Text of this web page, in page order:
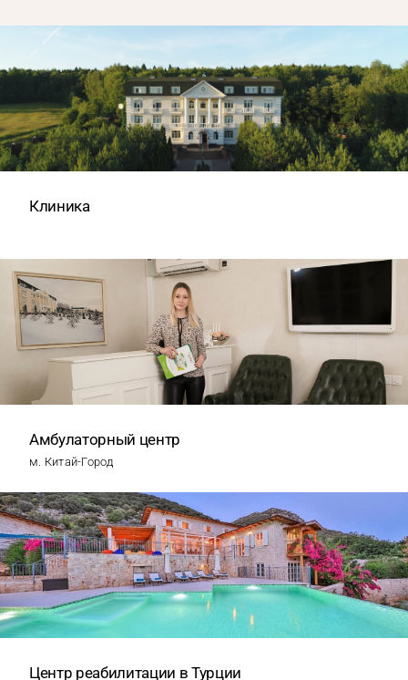
Клиника
Амбулаторный центр
м. Китай-Город
Центр реабилитации в Турции